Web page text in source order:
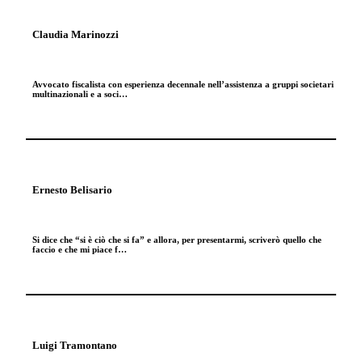
Claudia Marinozzi
Avvocato fiscalista con esperienza decennale nell’assistenza a gruppi societari
multinazionali e a soci…
Ernesto Belisario
Si dice che “si è ciò che si fa” e allora, per presentarmi, scriverò quello che
faccio e che mi piace f…
Luigi Tramontano